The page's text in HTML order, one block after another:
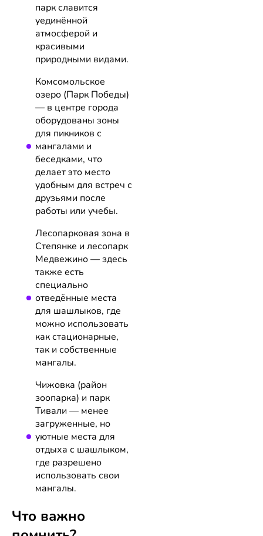
парк славится
уединённой
атмосферой и
красивыми
природными видами.
Комсомольское
озеро (Парк Победы)
— в центре города
оборудованы зоны
для пикников с
мангалами и
беседками, что
делает это место
удобным для встреч с
друзьями после
работы или учебы.
Лесопарковая зона в
Степянке и лесопарк
Медвежино — здесь
также есть
специально
отведённые места
для шашлыков, где
можно использовать
как стационарные,
так и собственные
мангалы.
Чижовка (район
зоопарка) и парк
Тивали — менее
загруженные, но
уютные места для
отдыха с шашлыком,
где разрешено
использовать свои
мангалы.
Что важно